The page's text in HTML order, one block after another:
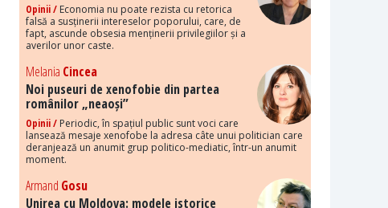
Opinii / Economia nu poate rezista cu retorica
falsă a susținerii intereselor poporului, care, de
fapt, ascunde obsesia menținerii privilegiilor și a
averilor unor caste.
Melania Cincea
Noi puseuri de xenofobie din partea
românilor „neaoși”
Opinii / Periodic, în spațiul public sunt voci care
lansează mesaje xenofobe la adresa câte unui politician care
deranjează un anumit grup politico-mediatic, într-un anumit
moment.
Armand Gosu
Unirea cu Moldova: modele istorice